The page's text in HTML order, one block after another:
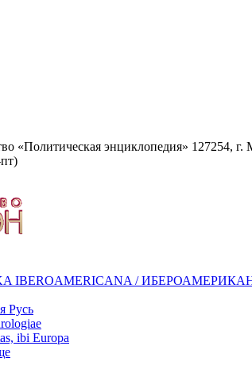
«Политическая энциклопедия» 127254,
IBEROAMERICANA /
Русь
ibi Europa